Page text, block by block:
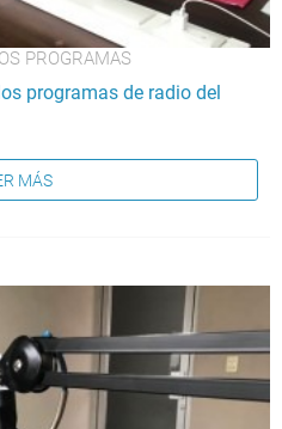
PROGRAMAS
programas de radio del
MÁS